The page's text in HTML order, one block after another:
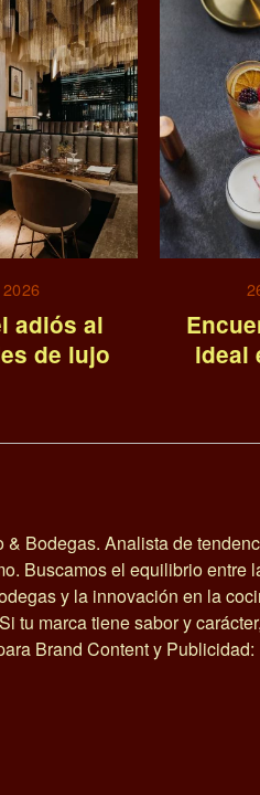
adiós al
de lujo
ideal
Bodegas. Analista de
Buscamos el equilibrio entre
y la innovación en la
tu marca tiene sabor y carácter,
Brand Content y Publicidad: